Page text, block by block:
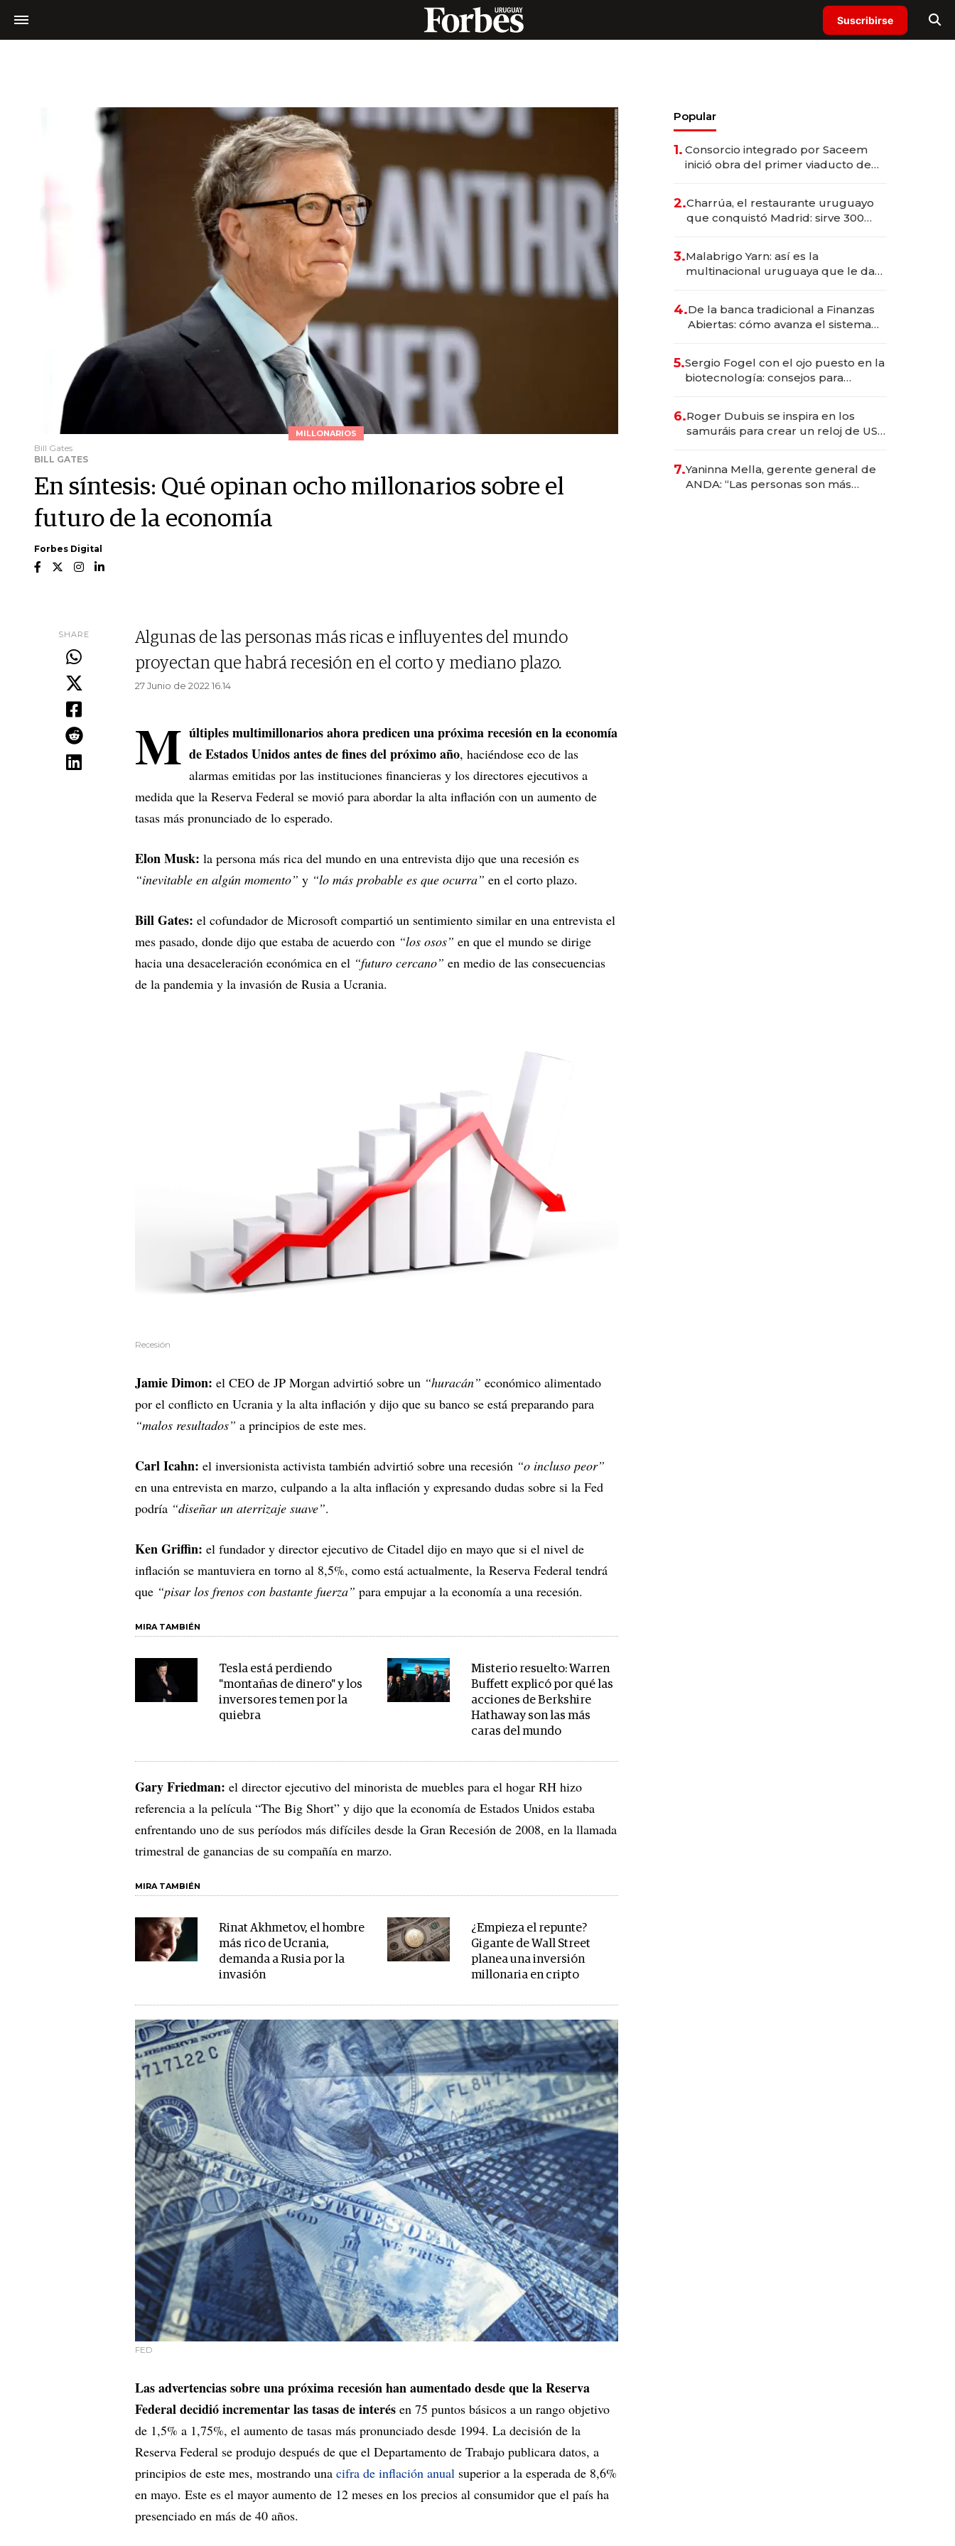
Suscribirse
MILLONARIOS
Bill Gates
BILL GATES
En síntesis: Qué opinan ocho millonarios sobre el
futuro de la economía
Forbes Digital
SHARE
Algunas de las personas más ricas e influyentes del mundo
proyectan que habrá recesión en el corto y mediano plazo.
27 Junio de 2022 16.14
M últiples multimillonarios ahora predicen una próxima recesión en la economía
de Estados Unidos antes de fines del próximo año, haciéndose eco de las
alarmas emitidas por las instituciones financieras y los directores ejecutivos a
medida que la Reserva Federal se movió para abordar la alta inflación con un aumento de
tasas más pronunciado de lo esperado.
Elon Musk: la persona más rica del mundo en una entrevista dijo que una recesión es
“inevitable en algún momento” y “lo más probable es que ocurra” en el corto plazo.
Bill Gates: el cofundador de Microsoft compartió un sentimiento similar en una entrevista el
mes pasado, donde dijo que estaba de acuerdo con “los osos” en que el mundo se dirige
hacia una desaceleración económica en el “futuro cercano” en medio de las consecuencias
de la pandemia y la invasión de Rusia a Ucrania.
Recesión
Jamie Dimon: el CEO de JP Morgan advirtió sobre un “huracán” económico alimentado
por el conflicto en Ucrania y la alta inflación y dijo que su banco se está preparando para
“malos resultados” a principios de este mes.
Carl Icahn: el inversionista activista también advirtió sobre una recesión “o incluso peor”
en una entrevista en marzo, culpando a la alta inflación y expresando dudas sobre si la Fed
podría “diseñar un aterrizaje suave”.
Ken Griffin: el fundador y director ejecutivo de Citadel dijo en mayo que si el nivel de
inflación se mantuviera en torno al 8,5%, como está actualmente, la Reserva Federal tendrá
que “pisar los frenos con bastante fuerza” para empujar a la economía a una recesión.
MIRA TAMBIÉN
Tesla está perdiendo
"montañas de dinero" y los
inversores temen por la
quiebra
Misterio resuelto: Warren
Buffett explicó por qué las
acciones de Berkshire
Hathaway son las más
caras del mundo
Gary Friedman: el director ejecutivo del minorista de muebles para el hogar RH hizo
referencia a la película “The Big Short” y dijo que la economía de Estados Unidos estaba
enfrentando uno de sus períodos más difíciles desde la Gran Recesión de 2008, en la llamada
trimestral de ganancias de su compañía en marzo.
MIRA TAMBIÉN
Rinat Akhmetov, el hombre
más rico de Ucrania,
demanda a Rusia por la
invasión
¿Empieza el repunte?
Gigante de Wall Street
planea una inversión
millonaria en cripto
FED
Las advertencias sobre una próxima recesión han aumentado desde que la Reserva
Federal decidió incrementar las tasas de interés en 75 puntos básicos a un rango objetivo
de 1,5% a 1,75%, el aumento de tasas más pronunciado desde 1994. La decisión de la
Reserva Federal se produjo después de que el Departamento de Trabajo publicara datos, a
principios de este mes, mostrando una cifra de inflación anual superior a la esperada de 8,6%
en mayo. Este es el mayor aumento de 12 meses en los precios al consumidor que el país ha
presenciado en más de 40 años.
Popular
1. Consorcio integrado por Saceem
inició obra del primer viaducto de
millones
2.Charrúa, el restaurante uruguayo
que conquistó Madrid: sirve 300
prepara apertura
3.Malabrigo Yarn: así es la
multinacional uruguaya que le da
4.De la banca tradicional a Finanzas
Abiertas: cómo avanza el sistema
5.Sergio Fogel con el ojo puesto en la
biotecnología: consejos para
6.Roger Dubuis se inspira en los
samuráis para crear un reloj de US$
7.Yaninna Mella, gerente general de
ANDA: “Las personas son más